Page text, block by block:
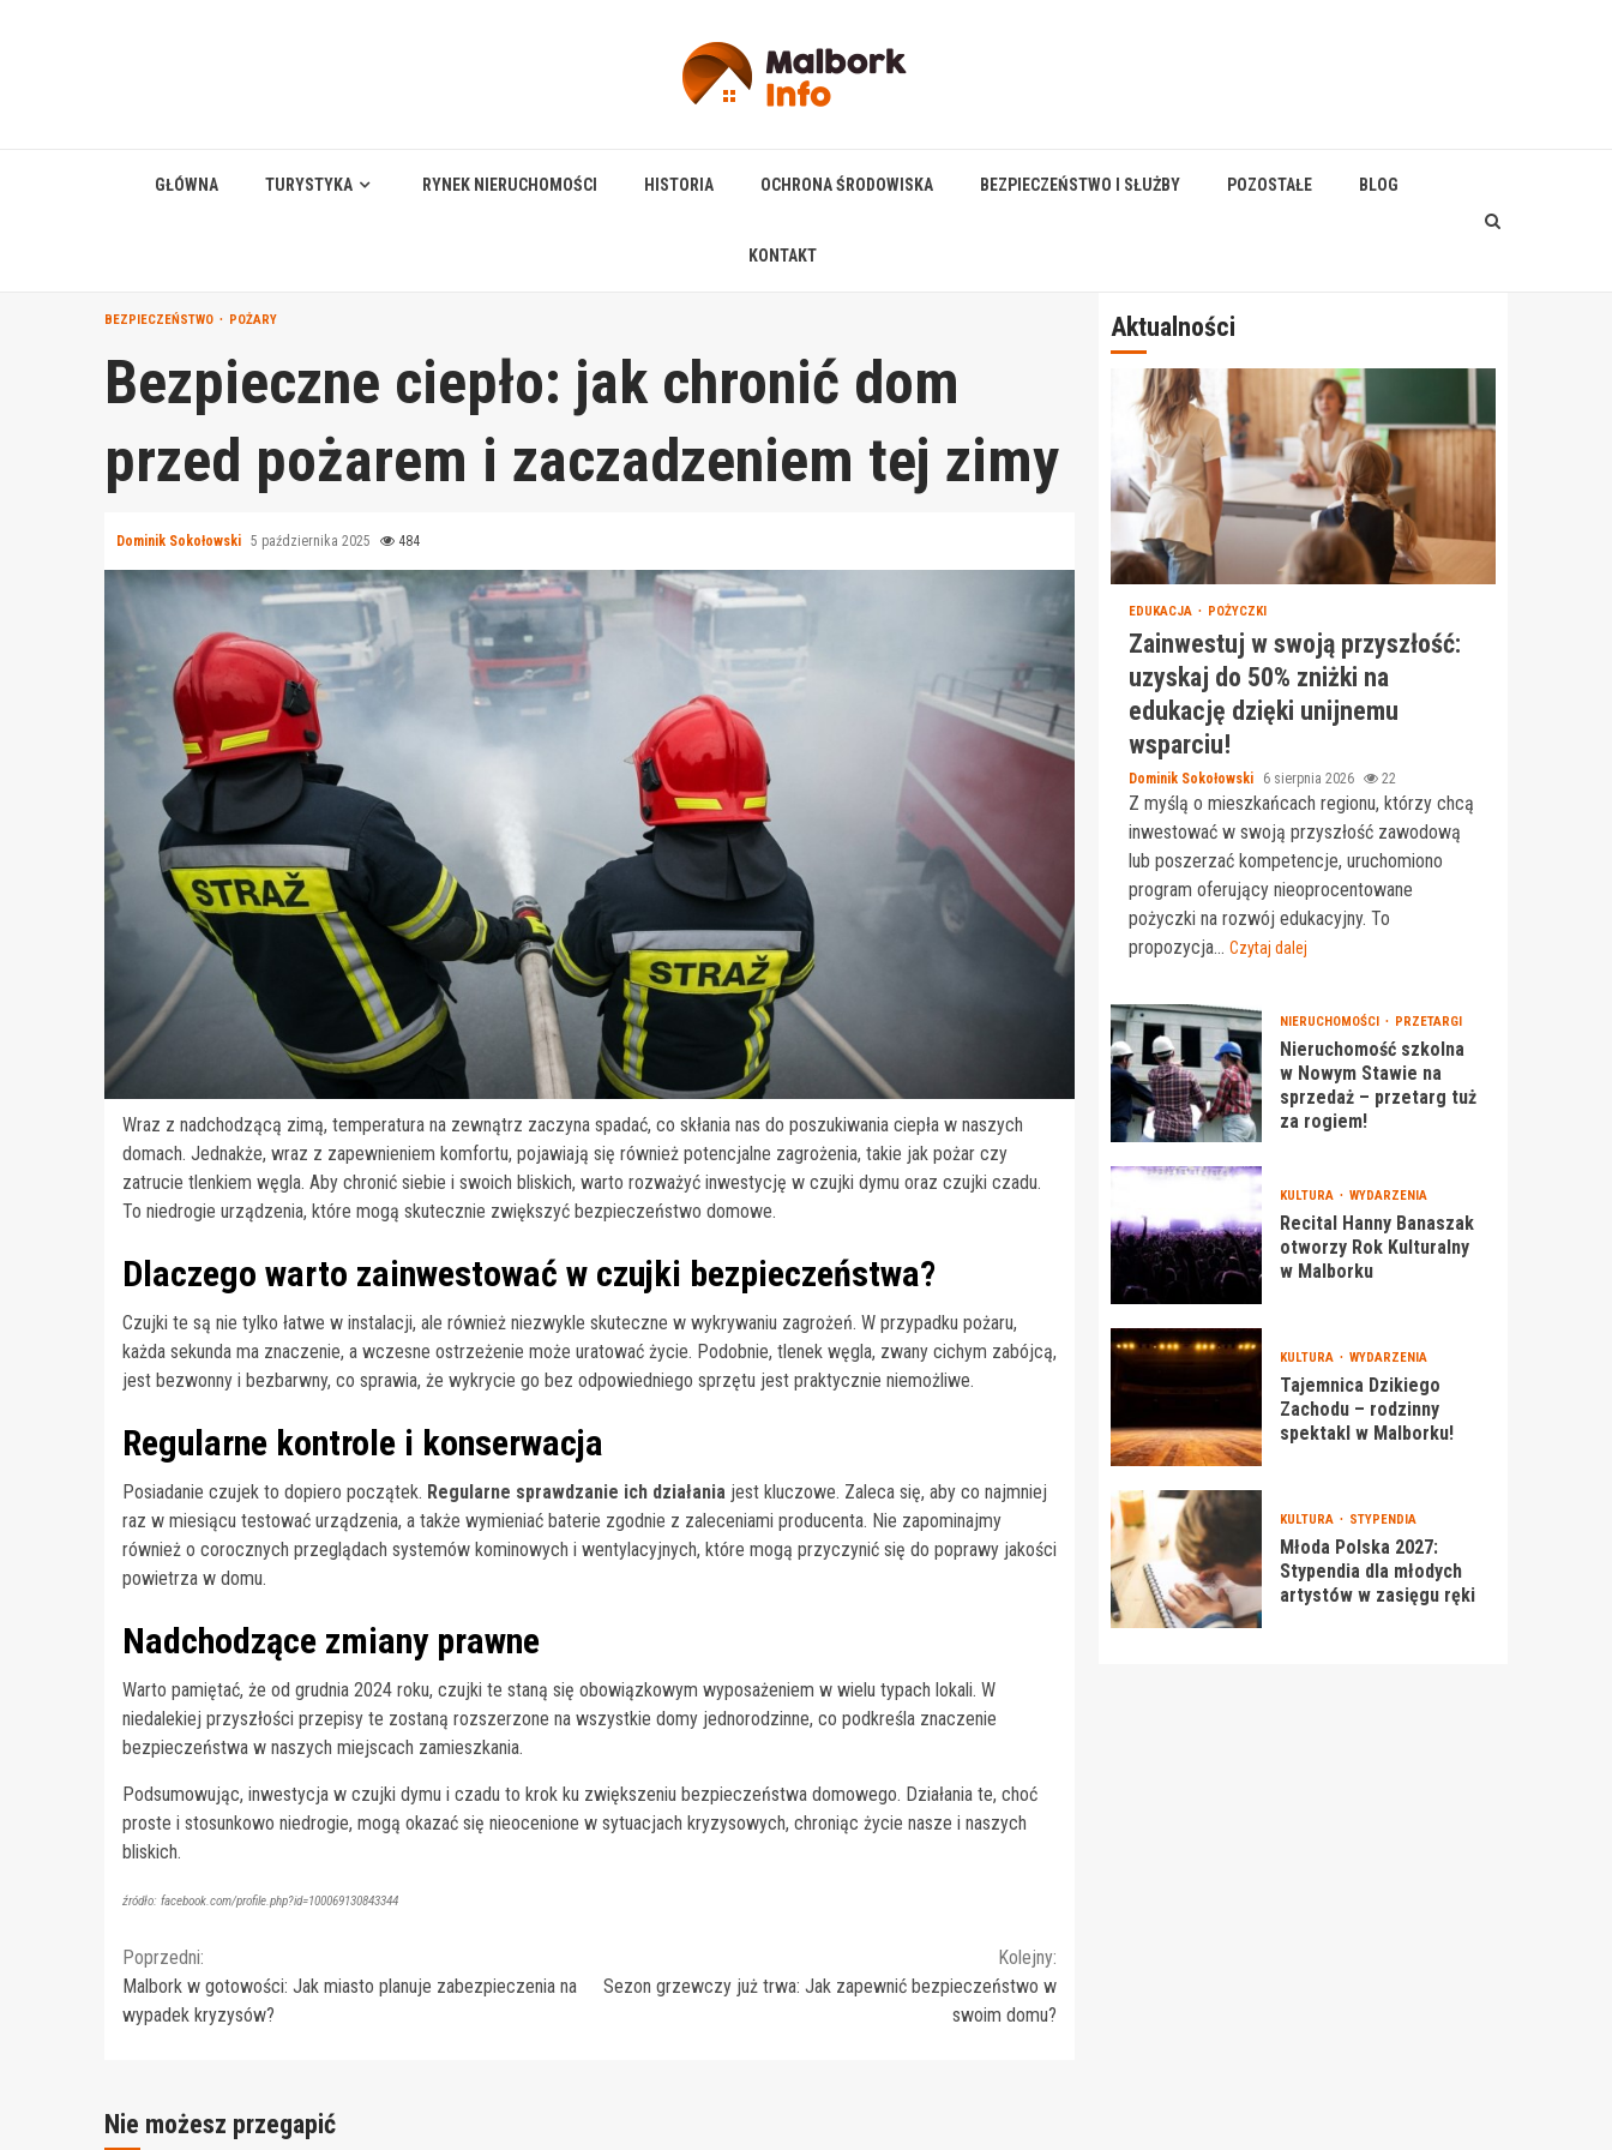
GŁÓWNA TURYSTYKA RYNEK NIERUCHOMOŚCI HISTORIA OCHRONA ŚRODOWISKA BEZPIECZEŃSTWO I SŁUŻBY POZOSTAŁE BLOG
KONTAKT
BEZPIECZEŃSTWO POŻARY
Bezpieczne ciepło: jak chronić dom
przed pożarem i zaczadzeniem tej zimy
Dominik Sokołowski 5 października 2025 484
Wraz z nadchodzącą zimą, temperatura na zewnątrz zaczyna spadać, co skłania nas do poszukiwania ciepła w naszych
domach. Jednakże, wraz z zapewnieniem komfortu, pojawiają się również potencjalne zagrożenia, takie jak pożar czy
zatrucie tlenkiem węgla. Aby chronić siebie i swoich bliskich, warto rozważyć inwestycję w czujki dymu oraz czujki czadu.
To niedrogie urządzenia, które mogą skutecznie zwiększyć bezpieczeństwo domowe.
Dlaczego warto zainwestować w czujki bezpieczeństwa?
Czujki te są nie tylko łatwe w instalacji, ale również niezwykle skuteczne w wykrywaniu zagrożeń. W przypadku pożaru,
każda sekunda ma znaczenie, a wczesne ostrzeżenie może uratować życie. Podobnie, tlenek węgla, zwany cichym zabójcą,
jest bezwonny i bezbarwny, co sprawia, że wykrycie go bez odpowiedniego sprzętu jest praktycznie niemożliwe.
Regularne kontrole i konserwacja
Posiadanie czujek to dopiero początek. Regularne sprawdzanie ich działania jest kluczowe. Zaleca się, aby co najmniej
raz w miesiącu testować urządzenia, a także wymieniać baterie zgodnie z zaleceniami producenta. Nie zapominajmy
również o corocznych przeglądach systemów kominowych i wentylacyjnych, które mogą przyczynić się do poprawy jakości
powietrza w domu.
Nadchodzące zmiany prawne
Warto pamiętać, że od grudnia 2024 roku, czujki te staną się obowiązkowym wyposażeniem w wielu typach lokali. W
niedalekiej przyszłości przepisy te zostaną rozszerzone na wszystkie domy jednorodzinne, co podkreśla znaczenie
bezpieczeństwa w naszych miejscach zamieszkania.
Podsumowując, inwestycja w czujki dymu i czadu to krok ku zwiększeniu bezpieczeństwa domowego. Działania te, choć
proste i stosunkowo niedrogie, mogą okazać się nieocenione w sytuacjach kryzysowych, chroniąc życie nasze i naszych
bliskich.
źródło: facebook.com/profile.php?id=100069130843344
Continue
Reading
Poprzedni:
Malbork w gotowości: Jak miasto planuje zabezpieczenia na
wypadek kryzysów?
Kolejny:
Sezon grzewczy już trwa: Jak zapewnić bezpieczeństwo w
swoim domu?
Aktualności
EDUKACJA POŻYCZKI
Zainwestuj w swoją przyszłość:
uzyskaj do 50% zniżki na
edukację dzięki unijnemu
wsparciu!
Dominik Sokołowski 6 sierpnia 2026 22
Z myślą o mieszkańcach regionu, którzy chcą
inwestować w swoją przyszłość zawodową
lub poszerzać kompetencje, uruchomiono
program oferujący nieoprocentowane
pożyczki na rozwój edukacyjny. To
propozycja... Czytaj dalej
NIERUCHOMOŚCI PRZETARGI
Nieruchomość szkolna
w Nowym Stawie na
sprzedaż – przetarg tuż
za rogiem!
KULTURA WYDARZENIA
Recital Hanny Banaszak
otworzy Rok Kulturalny
w Malborku
KULTURA WYDARZENIA
Tajemnica Dzikiego
Zachodu – rodzinny
spektakl w Malborku!
KULTURA STYPENDIA
Młoda Polska 2027:
Stypendia dla młodych
artystów w zasięgu ręki
Nie możesz przegapić